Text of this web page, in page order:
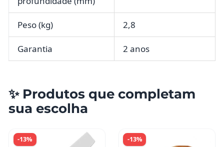
Peso (kg) 2,8
Garantia 2 anos
✨ Produtos que completam
sua escolha
-13% -13%